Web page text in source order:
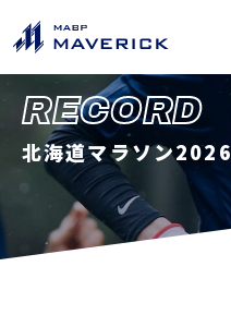
RECORD
北海道マラソン2026